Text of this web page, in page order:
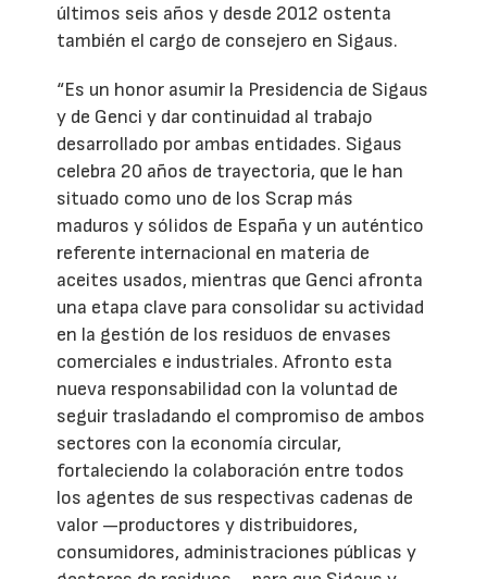
últimos seis años y desde 2012 ostenta
también el cargo de consejero en Sigaus.
“Es un honor asumir la Presidencia de Sigaus
y de Genci y dar continuidad al trabajo
desarrollado por ambas entidades. Sigaus
celebra 20 años de trayectoria, que le han
situado como uno de los Scrap más
maduros y sólidos de España y un auténtico
referente internacional en materia de
aceites usados, mientras que Genci afronta
una etapa clave para consolidar su actividad
en la gestión de los residuos de envases
comerciales e industriales. Afronto esta
nueva responsabilidad con la voluntad de
seguir trasladando el compromiso de ambos
sectores con la economía circular,
fortaleciendo la colaboración entre todos
los agentes de sus respectivas cadenas de
valor —productores y distribuidores,
consumidores, administraciones públicas y